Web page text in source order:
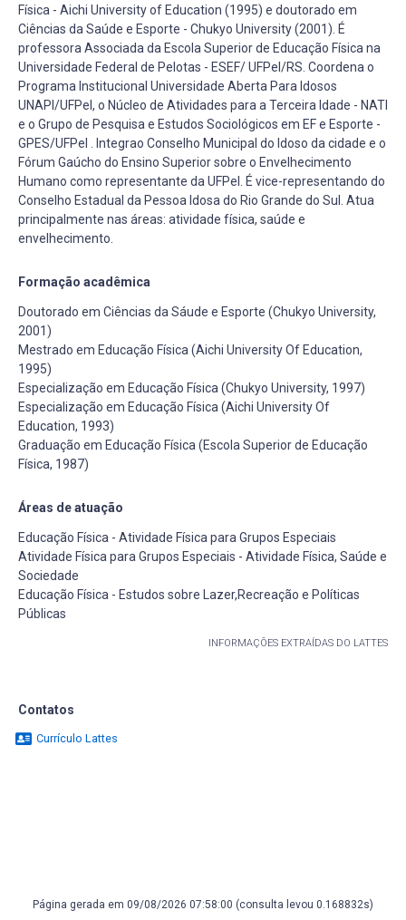
Física - Aichi University of Education (1995) e doutorado em
Ciências da Saúde e Esporte - Chukyo University (2001). É
professora Associada da Escola Superior de Educação Física na
Universidade Federal de Pelotas - ESEF/ UFPel/RS. Coordena o
Programa Institucional Universidade Aberta Para Idosos
UNAPI/UFPel, o Núcleo de Atividades para a Terceira Idade - NATI
e o Grupo de Pesquisa e Estudos Sociológicos em EF e Esporte -
GPES/UFPel . Integrao Conselho Municipal do Idoso da cidade e o
Fórum Gaúcho do Ensino Superior sobre o Envelhecimento
Humano como representante da UFPel. É vice-representando do
Conselho Estadual da Pessoa Idosa do Rio Grande do Sul. Atua
principalmente nas áreas: atividade física, saúde e
envelhecimento.
Formação acadêmica
Doutorado em Ciências da Sáude e Esporte (Chukyo University,
2001)
Mestrado em Educação Física (Aichi University Of Education,
1995)
Especialização em Educação Física (Chukyo University, 1997)
Especialização em Educação Física (Aichi University Of
Education, 1993)
Graduação em Educação Física (Escola Superior de Educação
Física, 1987)
Áreas de atuação
Educação Física - Atividade Física para Grupos Especiais
Atividade Física para Grupos Especiais - Atividade Física, Saúde e
Sociedade
Educação Física - Estudos sobre Lazer,Recreação e Políticas
Públicas
INFORMAÇÕES EXTRAÍDAS DO LATTES
Contatos
Currículo Lattes
Página gerada em 09/08/2026 07:58:00 (consulta levou 0.168832s)